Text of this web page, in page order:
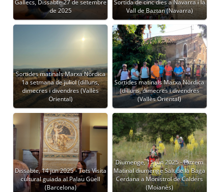
Gallecs, Dissabte 27 de setembre
de 2025
Sortida de cinc dies a Navarra i la
Vall de Baztan (Navarra)
Sortides matinals Marxa Nòrdica
1a setmana de juliol (dilluns,
dimecres i divendres (Vallès
Oriental)
Sortides matinals Marxa Nòrdica
(dilluns, dimecres i divendres
(Vallès Oriental)
Dissabte, 14 jun 2025 - Tots Visita
cultural guiada al Palau Güell
(Barcelona)
Diumenge, 15 jun 2025 - Extrem
Matinal diumenge Salt de la Baga
Cerdana a Monistrol de Calders
(Moianès)